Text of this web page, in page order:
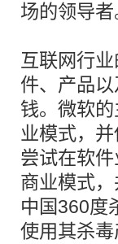
场的领导者
互联网行
件、产品
钱。微软
业模式，
尝试在软
商业模式
中国360度
使用其杀